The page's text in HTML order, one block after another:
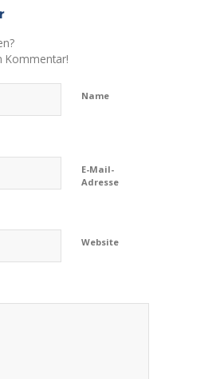
Kommentar!
Name
E-Mail-
Adresse
Website